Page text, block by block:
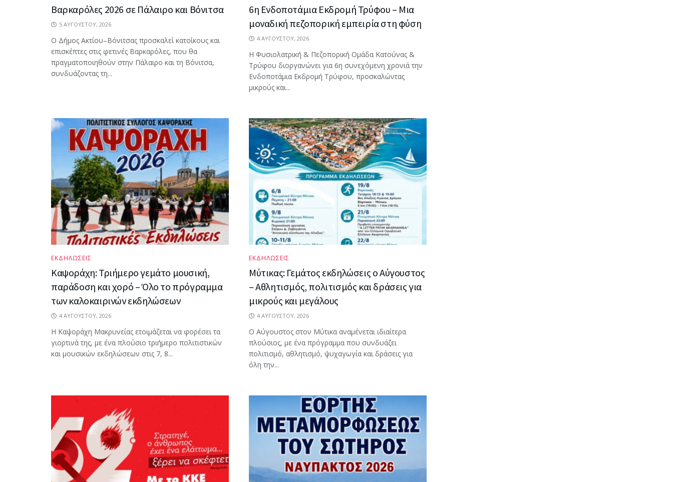
Βαρκαρόλες 2026 σε Πάλαιρο και Βόνιτσα
5 ΑΥΓΟΎΣΤΟΥ, 2026
Ο Δήμος Ακτίου–Βόνιτσας προσκαλεί κατοίκους και
επισκέπτες στις φετινές Βαρκαρόλες, που θα
πραγματοποιηθούν στην Πάλαιρο και τη Βόνιτσα,
συνδυάζοντας τη...
6η Ενδοποτάμια Εκδρομή Τρύφου – Μια
μοναδική πεζοπορική εμπειρία στη φύση
4 ΑΥΓΟΎΣΤΟΥ, 2026
Η Φυσιολατρική & Πεζοπορική Ομάδα Κατούνας &
Τρύφου διοργανώνει για 6η συνεχόμενη χρονιά την
Ενδοποτάμια Εκδρομή Τρύφου, προσκαλώντας
μικρούς και...
ΕΚΔΗΛΩΣΕΙΣ
Καψοράχη: Τριήμερο γεμάτο μουσική,
παράδοση και χορό – Όλο το πρόγραμμα
των καλοκαιρινών εκδηλώσεων
4 ΑΥΓΟΎΣΤΟΥ, 2026
Η Καψοράχη Μακρυνείας ετοιμάζεται να φορέσει τα
γιορτινά της, με ένα πλούσιο τριήμερο πολιτιστικών
και μουσικών εκδηλώσεων στις 7, 8...
ΕΚΔΗΛΩΣΕΙΣ
Μύτικας: Γεμάτος εκδηλώσεις ο Αύγουστος
– Αθλητισμός, πολιτισμός και δράσεις για
μικρούς και μεγάλους
4 ΑΥΓΟΎΣΤΟΥ, 2026
Ο Αύγουστος στον Μύτικα αναμένεται ιδιαίτερα
πλούσιος, με ένα πρόγραμμα που συνδυάζει
πολιτισμό, αθλητισμό, ψυχαγωγία και δράσεις για
όλη την...